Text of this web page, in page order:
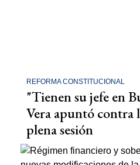
REFORMA CONSTITUCIONAL
"Tienen su jefe en
Vera apuntó contra
plena sesión